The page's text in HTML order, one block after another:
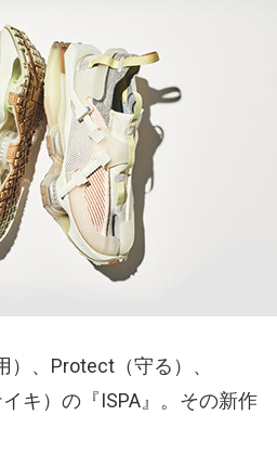
、Protect（守る）、
キ）の『ISPA』。その新作